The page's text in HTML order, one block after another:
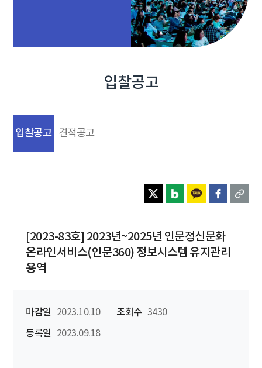
입찰공고
입찰공고 견적공고
[2023-83호] 2023년~2025년 인문정신문화
온라인서비스(인문360) 정보시스템 유지관리
용역
마감일 2023.10.10 조회수 3430
등록일
2023.09.18